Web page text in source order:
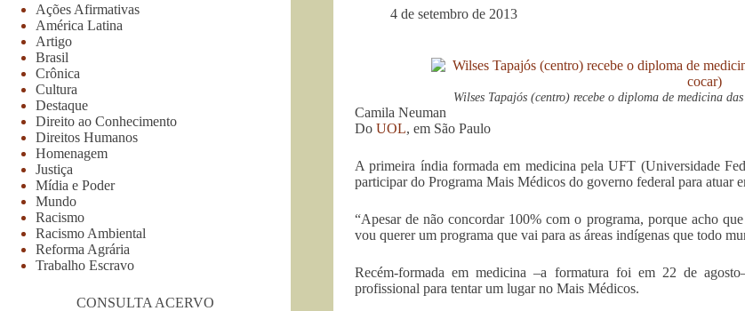
4 de setembro de 2013
Wilses Tapajós (centro) recebe o diploma de medicina
Camila Neuman
Do UOL, em São Paulo
A primeira índia formada em medicina pela UFT (Universidade
participar do Programa Mais Médicos do governo federal para atuar
“Apesar de não concordar 100% com o programa, porque acho
vou querer um programa que vai para as áreas indígenas que todo
Recém-formada em medicina –a formatura foi em 22 de
profissional para tentar um lugar no Mais Médicos.
Ações Afirmativas
América Latina
Artigo
Brasil
Crônica
Cultura
Destaque
Direito ao Conhecimento
Direitos Humanos
Homenagem
Justiça
Mídia e Poder
Mundo
Racismo
Racismo Ambiental
Reforma Agrária
Trabalho Escravo
CONSULTA ACERVO